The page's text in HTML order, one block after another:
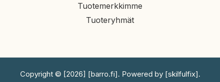
Tuotemerkkimme
Tuoteryhmät
Copyright © [2026] [barro.fi]. Powered by [skilfulfix].